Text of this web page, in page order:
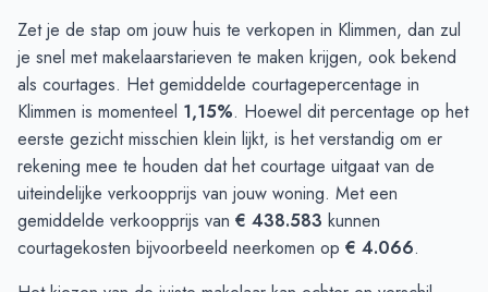
Zet je de stap om jouw huis te verkopen in Klimmen, dan zul
je snel met makelaarstarieven te maken krijgen, ook bekend
als courtages. Het gemiddelde courtagepercentage in
Klimmen is momenteel 1,15%. Hoewel dit percentage op het
eerste gezicht misschien klein lijkt, is het verstandig om er
rekening mee te houden dat het courtage uitgaat van de
uiteindelijke verkoopprijs van jouw woning. Met een
gemiddelde verkoopprijs van € 438.583 kunnen
courtagekosten bijvoorbeeld neerkomen op € 4.066.